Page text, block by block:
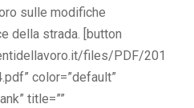
sulle modifiche
della strada. [button
files/PDF/201
color=”default”
title=””